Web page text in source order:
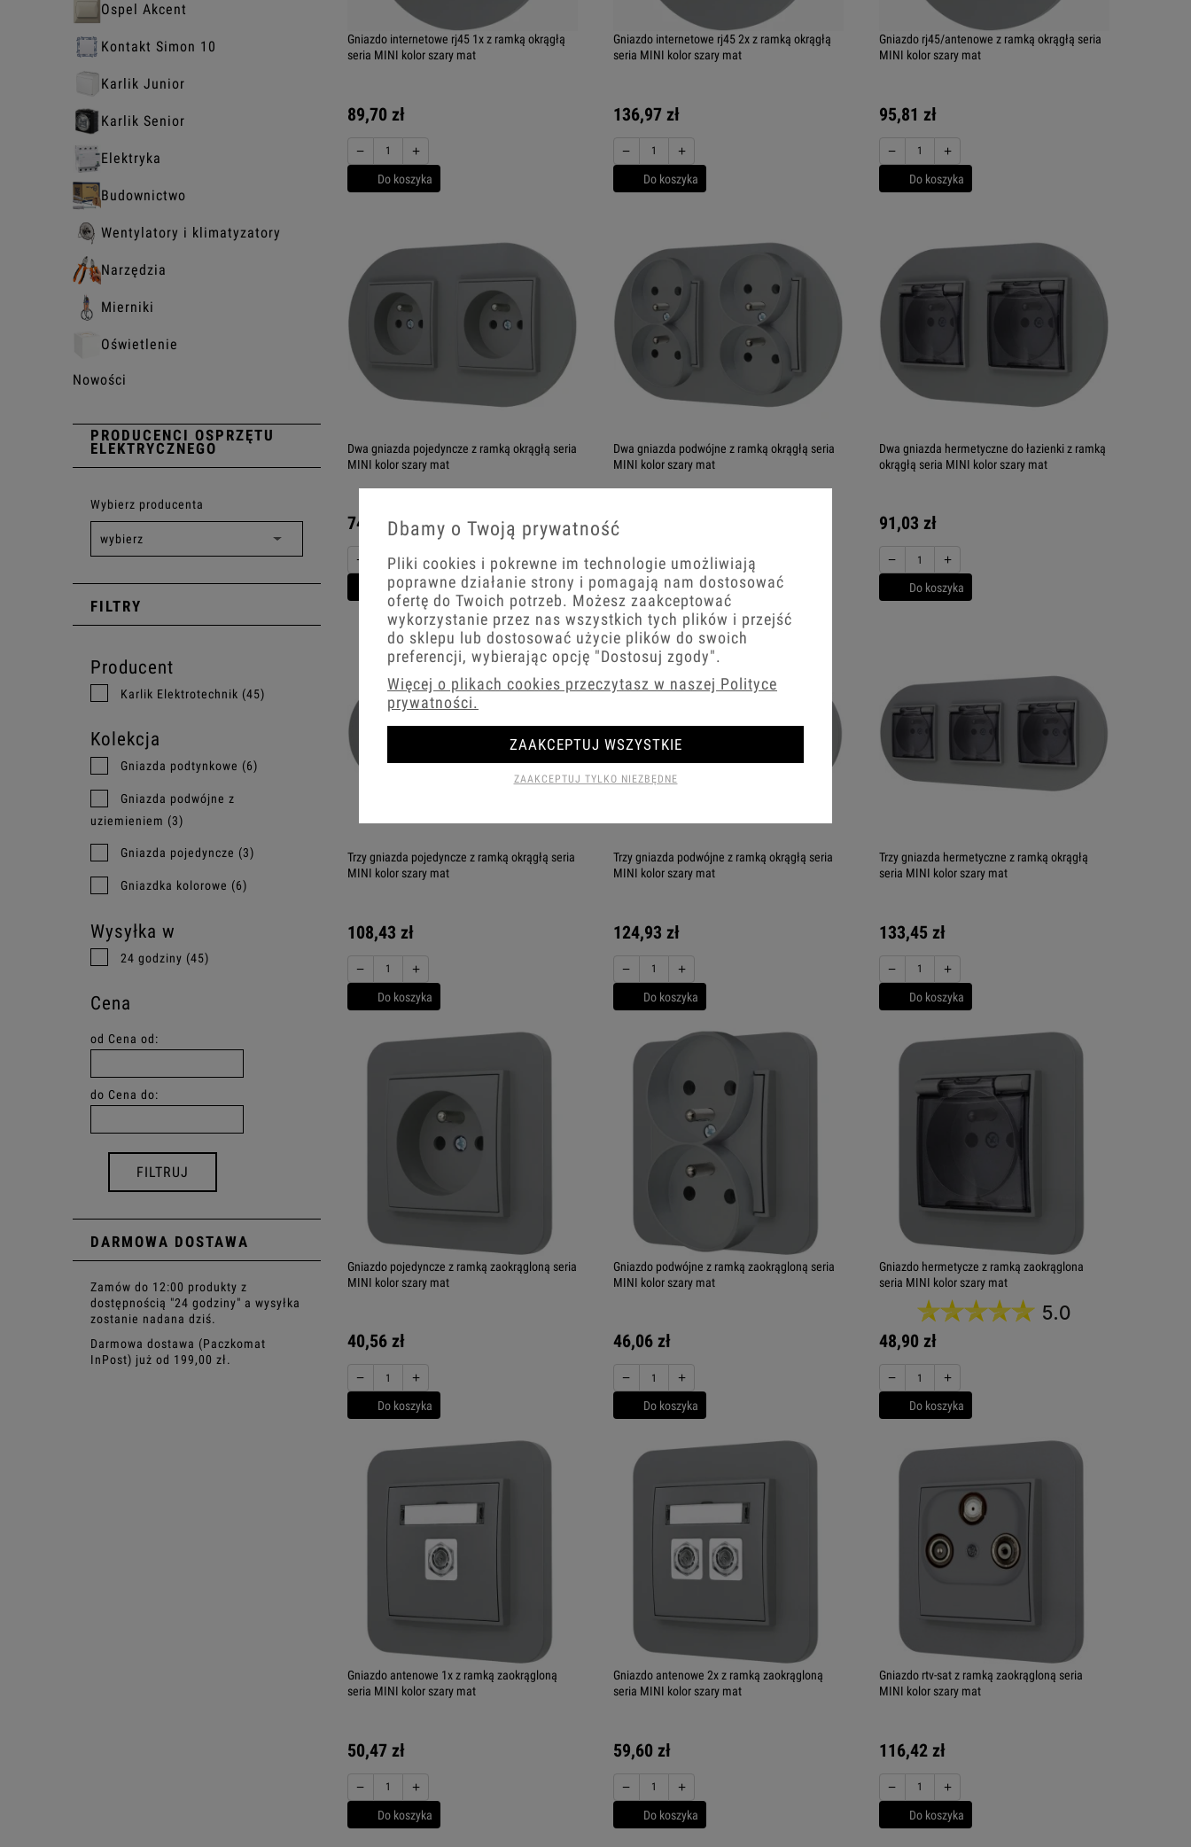
Ospel Akcent
Kontakt Simon 10
Karlik Junior
Karlik Senior
Elektryka
Budownictwo
Wentylatory i klimatyzatory
Narzędzia
Mierniki
Oświetlenie
Nowości
PRODUCENCI OSPRZĘTU
ELEKTRYCZNEGO
Wybierz producenta
FILTRY
Producent
Karlik Elektrotechnik (45)
Kolekcja
Gniazda podtynkowe (6)
Gniazda podwójne z
uziemieniem (3)
Gniazda pojedyncze (3)
Gniazdka kolorowe (6)
Wysyłka w
24 godziny (45)
Cena
od Cena od:
do Cena do:
FILTRUJ
DARMOWA DOSTAWA
Zamów do 12:00 produkty z
dostępnością "24 godziny" a wysyłka
zostanie nadana dziś.
Darmowa dostawa (Paczkomat
InPost) już od 199,00 zł.
Gniazdo internetowe rj45 1x z ramką okrągłą
seria MINI kolor szary mat
89,70 zł
− +
Do koszyka
Gniazdo internetowe rj45 2x z ramką okrągłą
seria MINI kolor szary mat
136,97 zł
− +
Do koszyka
Gniazdo rj45/antenowe z ramką okrągłą seria
MINI kolor szary mat
95,81 zł
− +
Do koszyka
Dwa gniazda pojedyncze z ramką okrągłą seria
MINI kolor szary mat
74,35 zł
− +
Do koszyka
Dwa gniazda podwójne z ramką okrągłą seria
MINI kolor szary mat
85,35 zł
− +
Do koszyka
Dwa gniazda hermetyczne do łazienki z ramką
okrągłą seria MINI kolor szary mat
91,03 zł
− +
Do koszyka
Trzy gniazda pojedyncze z ramką okrągłą seria
MINI kolor szary mat
108,43 zł
− +
Do koszyka
Trzy gniazda podwójne z ramką okrągłą seria
MINI kolor szary mat
124,93 zł
− +
Do koszyka
Trzy gniazda hermetyczne z ramką okrągłą
seria MINI kolor szary mat
133,45 zł
− +
Do koszyka
Gniazdo pojedyncze z ramką zaokrągloną seria
MINI kolor szary mat
40,56 zł
− +
Do koszyka
Gniazdo podwójne z ramką zaokrągloną seria
MINI kolor szary mat
46,06 zł
− +
Do koszyka
Gniazdo hermetycze z ramką zaokrąglona
seria MINI kolor szary mat
5.0
48,90 zł
− +
Do koszyka
Gniazdo antenowe 1x z ramką zaokrągloną
seria MINI kolor szary mat
50,47 zł
− +
Do koszyka
Gniazdo antenowe 2x z ramką zaokrągloną
seria MINI kolor szary mat
59,60 zł
− +
Do koszyka
Gniazdo rtv-sat z ramką zaokrągloną seria
MINI kolor szary mat
116,42 zł
− +
Do koszyka
Dbamy o Twoją prywatność
Pliki cookies i pokrewne im technologie umożliwiają
poprawne działanie strony i pomagają nam dostosować
ofertę do Twoich potrzeb. Możesz zaakceptować
wykorzystanie przez nas wszystkich tych plików i przejść
do sklepu lub dostosować użycie plików do swoich
preferencji, wybierając opcję "Dostosuj zgody".
Więcej o plikach cookies przeczytasz w naszej Polityce
prywatności.
ZAAKCEPTUJ TYLKO NIEZBĘDNE
ZAAKCEPTUJ WSZYSTKIE